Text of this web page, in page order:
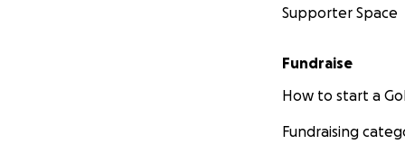
Supporter Space
Fundraise
How to start a
Fundraising